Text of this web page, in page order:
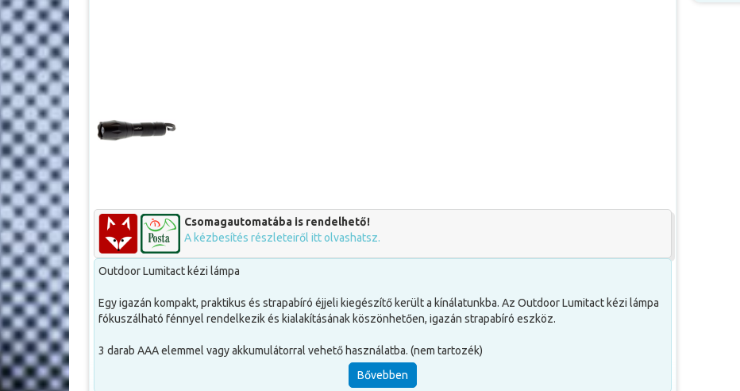
Csomagautomatába is rendelhető!
A kézbesítés részleteiről itt olvashatsz.
Outdoor Lumitact kézi lámpa
Egy igazán kompakt, praktikus és strapabíró éjjeli kiegészítő került a kínálatunkba. Az Outdoor Lumitact kézi lámpa
fókuszálható fénnyel rendelkezik és kialakításának köszönhetően, igazán strapabíró eszköz.
3 darab AAA elemmel vagy akkumulátorral vehető használatba. (nem tartozék)
Ellenálló, igazi masszívitást és bizonyos mértékig ütésállóságot garantáló, stabil fogású alumínium háza miatt,
Bővebben